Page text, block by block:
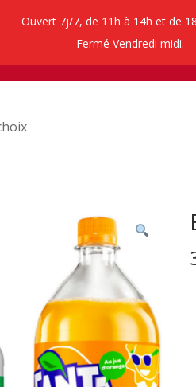
Contactez
Ouvert 7j/7, de 11h à 14h et de
Fermé Vendredi midi.